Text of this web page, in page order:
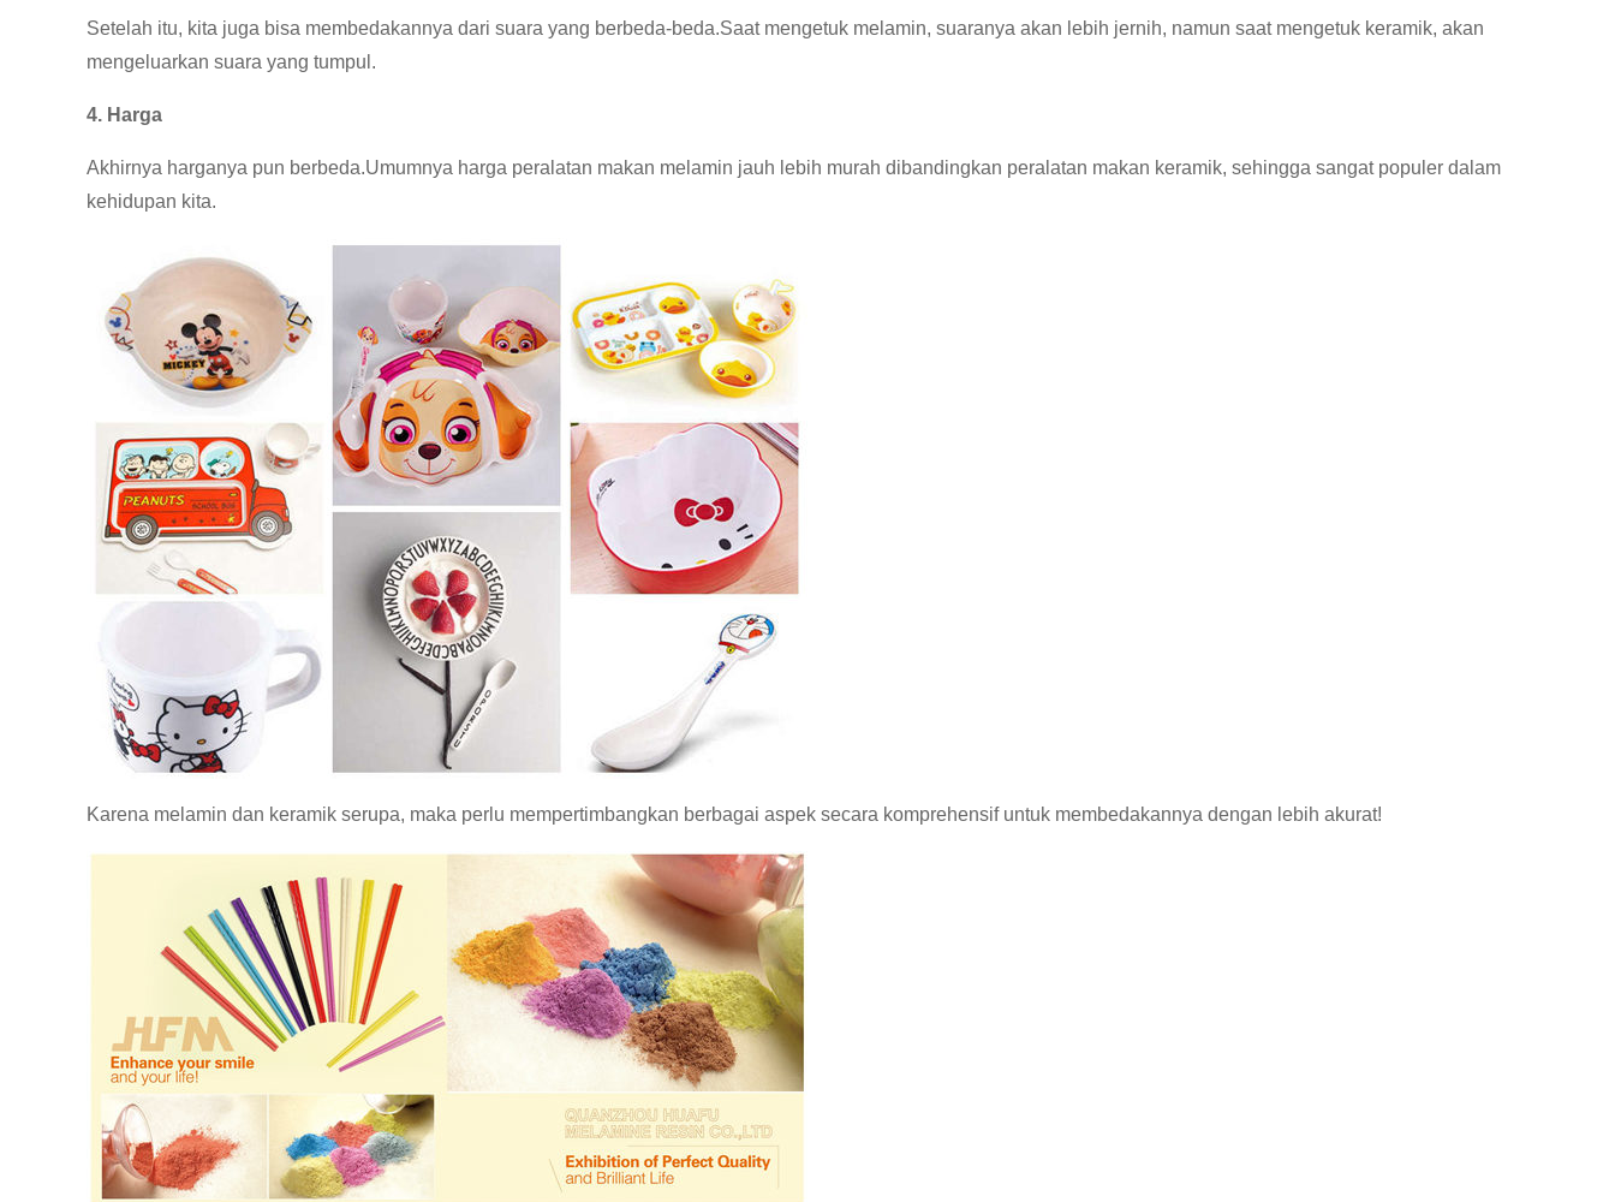
Setelah itu, kita juga bisa membedakannya dari suara yang berbeda-beda.Saat mengetuk melamin, suaranya akan lebih jernih, namun saat mengetuk keramik, akan
mengeluarkan suara yang tumpul.
4. Harga
Akhirnya harganya pun berbeda.Umumnya harga peralatan makan melamin jauh lebih murah dibandingkan peralatan makan keramik, sehingga sangat populer dalam
kehidupan kita.
Karena melamin dan keramik serupa, maka perlu mempertimbangkan berbagai aspek secara komprehensif untuk membedakannya dengan lebih akurat!